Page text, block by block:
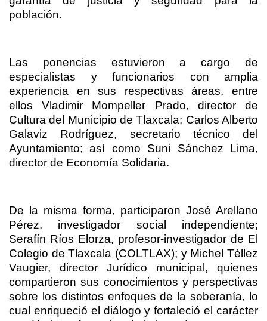
población.
Las ponencias estuvieron a cargo de
especialistas y funcionarios con amplia
experiencia en sus respectivas áreas, entre
ellos Vladimir Mompeller Prado, director de
Cultura del Municipio de Tlaxcala; Carlos Alberto
Galaviz Rodríguez, secretario técnico del
Ayuntamiento; así como Suni Sánchez Lima,
director de Economía Solidaria.
De la misma forma, participaron José Arellano
Pérez, investigador social independiente;
Serafín Ríos Elorza, profesor-investigador de El
Colegio de Tlaxcala (COLTLAX); y Michel Téllez
Vaugier, director Jurídico municipal, quienes
compartieron sus conocimientos y perspectivas
sobre los distintos enfoques de la soberanía, lo
cual enriqueció el diálogo y fortaleció el carácter